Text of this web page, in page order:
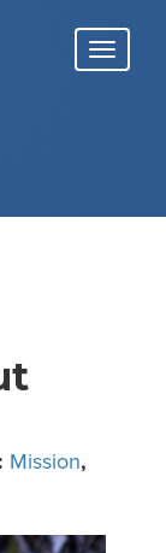
Mission,